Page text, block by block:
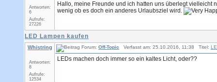
Antworten:
6
Aufrufe:
27226
Hallo, meine Freunde und ich hatten uns überlegt vielleicht
wenig ob es doch ein anderes Urlaubsziel wird.
LED Lampen kaufen
Whistring
Antworten:
8
Aufrufe:
12534
Forum: Off-Topic Verfasst am: 25.10.2016, 11:38 Titel:
LEDs machen doch immer so ein kaltes Licht, oder??